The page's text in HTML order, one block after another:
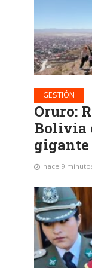
GESTIÓN
Oruro:
Bolivia
gigante
hace 9